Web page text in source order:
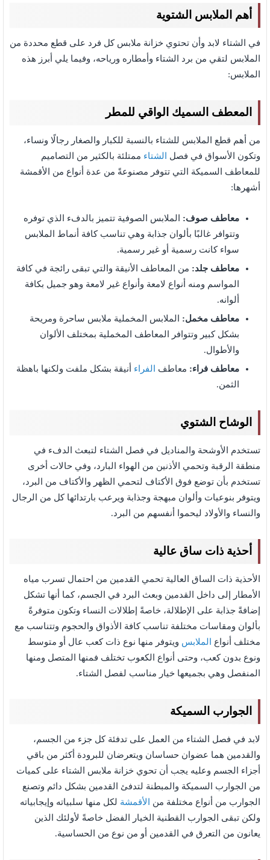
أهم الملابس الشتوية
في الشتاء لابد وأن تحتوي خزانة ملابس كل فرد على قطع محددة من
الملابس لتقي من برد الشتاء وأمطاره ورياحه، وفيما يلي أبرز هذه
الملابس:
المعطف السميك الواقي للمطر
من أهم قطع الملابس للشتاء بالنسبة للكبار والصغار رجالًا ونساء،
وتكون الأسواق في فصل
الشتاء ممتلئة بالكثير من التصاميم
للمعاطف السميكة التي تتوفر مصنوعةً من عدة أنواع من الأقمشة
أشهرها:
معاطف صوف: الملابس الصوفية تتميز بالدفء الذي توفره
وتتوافر غالبًا بألوان جذابة وهي تناسب كافة أنماط الملابس
سواء كانت رسمية أو غير رسمية.
معاطف جلد: من المعاطف الأنيقة والتي تبقى رائجة في كافة
المواسم ومنه أنواع لامعة وأنواع غير لامعة وهو جميل بكافة
ألوانه.
معاطف مخمل: الملابس المخملية ملابس ساحرة ومريحة
بشكل كبير وتتوافر المعاطف المخملية بمختلف الألوان
والأطوال.
معاطف فراء: معاطف الفراء أنيقة بشكل ملفت ولكنها باهظة
الثمن.
الوشاح الشتوي
تستخدم الأوشحة والمناديل في فصل الشتاء لتبعث الدفء في
منطقة الرقبة وتحمي الأذنين من الهواء البارد، وفي حالات أخرى
تستخدم بأن توضع فوق الأكتاف لتحمي الظهر والأكتاف من البرد،
ويتوفر بنوعيات وألوان مبهجة وجذابة ويرعب بارتدائها كل من الرجال
والنساء والأولاد ليحموا أنفسهم من البرد.
أحذية ذات ساق عالية
الأحذية ذات الساق العالية تحمي القدمين من احتمال تسرب مياه
الأمطار إلى داخل القدمين وبعث البرد في الجسم، كما أنها تشكل
إضافةً جذابة على الإطلالة، خاصةً إطلالات النساء وتكون متوفرةً
بألوان ومقاسات مختلفة تناسب كافة الأذواق والحجوم وتتناسب مع
مختلف أنواع
الملابس ويتوفر منها نوع ذات كعب عال أو متوسط
ونوع بدون كعب، وحتى أنواع الكعوب تختلف فمنها المتصل ومنها
المنفصل وهي بجميعها خيار مناسب لفصل الشتاء.
الجوارب السميكة
لابد في فصل الشتاء من العمل على تدفئة كل جزء من الجسم،
والقدمين هما عضوان حساسان ويتعرضان للبرودة أكثر من باقي
أجزاء الجسم وعليه يجب أن تحوي خزانة ملابس الشتاء على كميات
من الجوارب السميكة والمبطنة لتدفئ القدمين بشكل دائم وتصنع
الجوارب من أنواع مختلفة من
الأقمشة لكل منها سلبياته وإيجابياته
ولكن تبقى الجوارب القطنية الخيار الفضل خاصةً لأولئك الذين
يعانون من التعرق في القدمين أو من نوع من الحساسية.